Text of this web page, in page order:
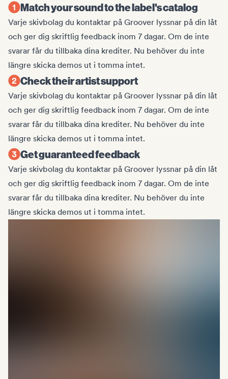
Match your sound to the label's catalog
Varje skivbolag du kontaktar på Groover lyssnar på din låt
och ger dig skriftlig feedback inom 7 dagar. Om de inte
svarar får du tillbaka dina krediter. Nu behöver du inte
längre skicka demos ut i tomma intet.
Check their artist support
Varje skivbolag du kontaktar på Groover lyssnar på din låt
och ger dig skriftlig feedback inom 7 dagar. Om de inte
svarar får du tillbaka dina krediter. Nu behöver du inte
längre skicka demos ut i tomma intet.
Get guaranteed feedback
Varje skivbolag du kontaktar på Groover lyssnar på din låt
och ger dig skriftlig feedback inom 7 dagar. Om de inte
svarar får du tillbaka dina krediter. Nu behöver du inte
längre skicka demos ut i tomma intet.